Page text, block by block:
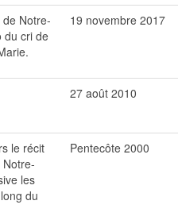
Notre-
du cri de
19 novembre 2017
27 août 2010
le récit
les
du
Pentecôte 2000